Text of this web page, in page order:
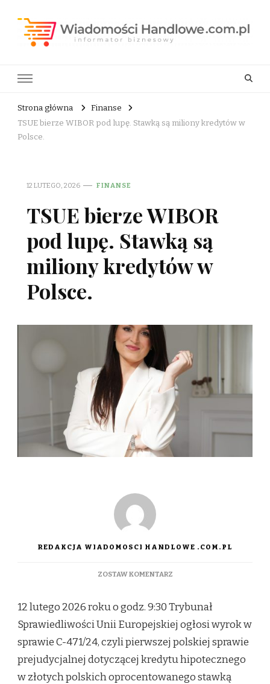
Strona główna
Finanse
TSUE bierze WIBOR pod lupę. Stawką są miliony kredytów w
Polsce.
12 LUTEGO, 2026 FINANSE
TSUE bierze WIBOR
pod lupę. Stawką są
miliony kredytów w
Polsce.
REDAKCJA WIADOMOSCI HANDLOWE .COM.PL
ZOSTAW KOMENTARZDO
WIBOR
POD
LUPĘ.
STAWKĄ
SĄ
MILIONY
KREDYTÓW
12 lutego 2026 roku o godz. 9:30 Trybunał
Sprawiedliwości Unii Europejskiej ogłosi wyrok w
sprawie C-471/24, czyli pierwszej polskiej sprawie
prejudycjalnej dotyczącej kredytu hipotecznego
w złotych polskich oprocentowanego stawką